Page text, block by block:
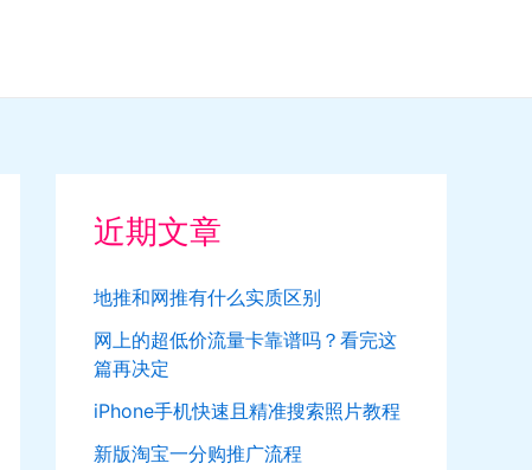
近期文章
地推和网推有什么实质区别
网上的超低价流量卡靠谱吗？看完这
篇再决定
iPhone手机快速且精准搜索照片教程
新版淘宝一分购推广流程